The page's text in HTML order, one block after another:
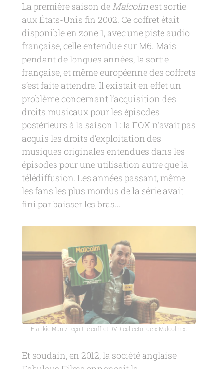
La première saison de Malcolm est sortie
aux États-Unis fin 2002. Ce coffret était
disponible en zone 1, avec une piste audio
française, celle entendue sur M6. Mais
pendant de longues années, la sortie
française, et même européenne des coffrets
s’est faite attendre. Il existait en effet un
problème concernant l’acquisition des
droits musicaux pour les épisodes
postérieurs à la saison 1 : la FOX n’avait pas
acquis les droits d’exploitation des
musiques originales entendues dans les
épisodes pour une utilisation autre que la
télédiffusion. Les années passant, même
les fans les plus mordus de la série avait
fini par baisser les bras…
Frankie Muniz reçoit le coffret DVD collector de « Malcolm ».
Et soudain, en 2012, la société anglaise